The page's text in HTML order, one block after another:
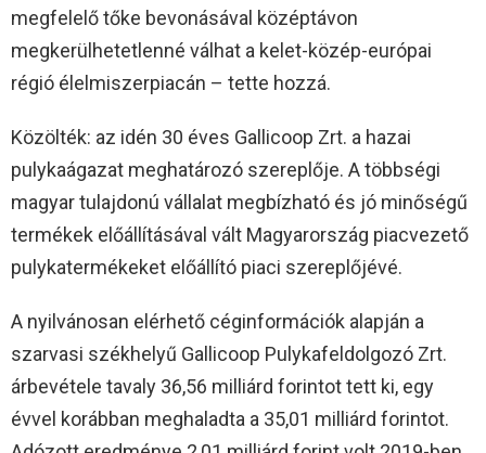
megfelelő tőke bevonásával középtávon
megkerülhetetlenné válhat a kelet-közép-európai
régió élelmiszerpiacán – tette hozzá.
Közölték: az idén 30 éves Gallicoop Zrt. a hazai
pulykaágazat meghatározó szereplője. A többségi
magyar tulajdonú vállalat megbízható és jó minőségű
termékek előállításával vált Magyarország piacvezető
pulykatermékeket előállító piaci szereplőjévé.
A nyilvánosan elérhető céginformációk alapján a
szarvasi székhelyű Gallicoop Pulykafeldolgozó Zrt.
árbevétele tavaly 36,56 milliárd forintot tett ki, egy
évvel korábban meghaladta a 35,01 milliárd forintot.